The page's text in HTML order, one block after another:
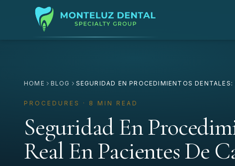
HOME BLOG SEGURIDAD EN PROCEDIMIENTOS
PROCEDURES · 8 MIN READ
Seguridad En
Real En Pacientes De